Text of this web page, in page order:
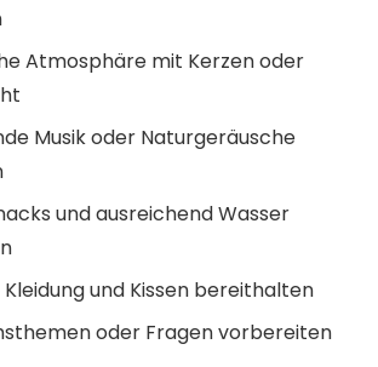
Atmosphäre mit Kerzen oder
Musik oder Naturgeräusche
und ausreichend Wasser
und Kissen bereithalten
oder Fragen vorbereiten